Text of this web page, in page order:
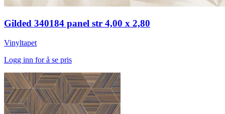
Gilded 340184 panel str 4,00 x 2,80
Vinyltapet
Logg inn for å se pris